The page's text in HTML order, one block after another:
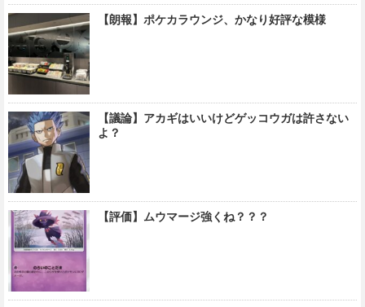
【朗報】ポケカラウンジ、かなり好評な模様
【議論】アカギはいいけどゲッコウガは許さない
よ？
【評価】ムウマージ強くね？？？